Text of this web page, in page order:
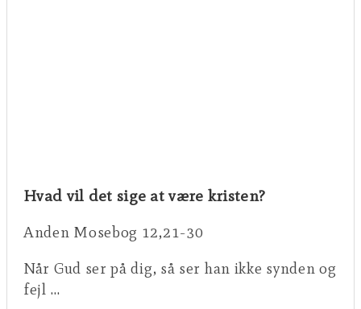
Hvad vil det sige at være kristen?
Anden Mosebog 12,21-30
Når Gud ser på dig, så ser han ikke synden og
fejl …